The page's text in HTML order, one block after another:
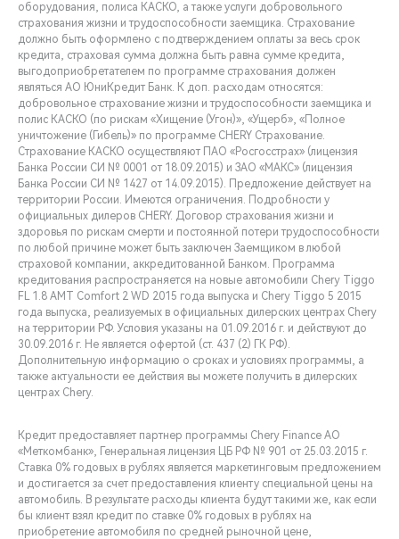
оборудования, полиса КАСКО, а также услуги добровольного
страхования жизни и трудоспособности заемщика. Страхование
должно быть оформлено с подтверждением оплаты за весь срок
кредита, страховая сумма должна быть равна сумме кредита,
выгодоприобретателем по программе страхования должен
являться АО ЮниКредит Банк. К доп. расходам относятся:
добровольное страхование жизни и трудоспособности заемщика и
полис КАСКО (по рискам «Хищение (Угон)», «Ущерб», «Полное
уничтожение (Гибель)» по программе CHERY Страхование.
Страхование КАСКО осуществляют ПАО «Росгосстрах» (лицензия
Банка России СИ № 0001 от 18.09.2015) и ЗАО «МАКС» (лицензия
Банка России СИ № 1427 от 14.09.2015). Предложение действует на
территории России. Имеются ограничения. Подробности у
официальных дилеров CHERY. Договор страхования жизни и
здоровья по рискам смерти и постоянной потери трудоспособности
по любой причине может быть заключен Заемщиком в любой
страховой компании, аккредитованной Банком. Программа
кредитования распространяется на новые автомобили Chery Tiggo
FL 1.8 АMT Comfort 2 WD 2015 года выпуска и Chery Tiggo 5 2015
года выпуска, реализуемых в официальных дилерских центрах Chery
на территории РФ. Условия указаны на 01.09.2016 г. и действуют до
30.09.2016 г. Не является офертой (ст. 437 (2) ГК РФ).
Дополнительную информацию о сроках и условиях программы, а
также актуальности ее действия вы можете получить в дилерских
центрах Chery.
Кредит предоставляет партнер программы Chery Finance АО
«Меткомбанк», Генеральная лицензия ЦБ РФ № 901 от 25.03.2015 г.
Ставка 0% годовых в рублях является маркетинговым предложением
и достигается за счет предоставления клиенту специальной цены на
автомобиль. В результате расходы клиента будут такими же, как если
бы клиент взял кредит по ставке 0% годовых в рублях на
приобретение автомобиля по средней рыночной цене,